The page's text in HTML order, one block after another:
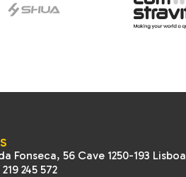
Fonseca, 56 Cave 1250-193 Lisboa
219 245 572